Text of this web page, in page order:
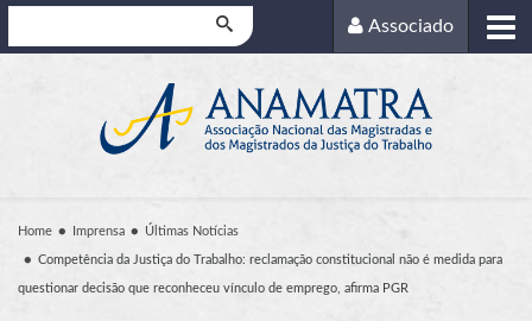
Associado
Home Imprensa Últimas Notícias
Competência da Justiça do Trabalho: reclamação constitucional não é medida para
questionar decisão que reconheceu vínculo de emprego, afirma PGR